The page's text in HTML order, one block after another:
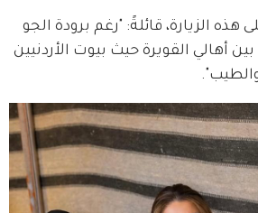
هذه الزيارة، قائلةً: "رغم برودة الجو
أهالي القويرة حيث بيوت الأردنيين
والطيب".